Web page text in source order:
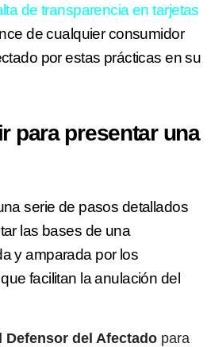
de transparencia en tarjetas
de cualquier consumidor
por estas prácticas en su
para presentar una
serie de pasos detallados
las bases de una
y amparada por los
facilitan la anulación del
Defensor del Afectado para